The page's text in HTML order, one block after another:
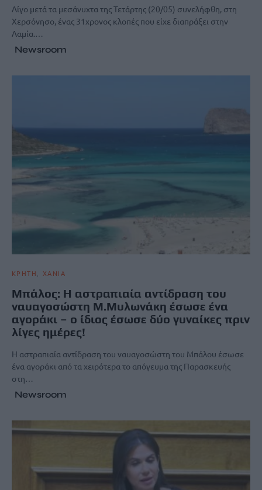
Λίγο μετά τα μεσάνυχτα της Τετάρτης (20/05) συνελήφθη, στη
Χερσόνησο, ένας 31χρονος κλοπές που είχε διαπράξει στην
Λαμία.…
Newsroom
ΚΡΗΤΗ ΧΑΝΙΑ
Μπάλος: Η αστραπιαία αντίδραση του
ναυαγοσώστη M.Mυλωνάκη έσωσε ένα
αγοράκι – ο ίδιος έσωσε δύο γυναίκες πριν
λίγες ημέρες!
Η αστραπιαία αντίδραση του ναυαγοσώστη του Μπάλου έσωσε
ένα αγοράκι από τα χειρότερα το απόγευμα της Παρασκευής
στη…
Newsroom